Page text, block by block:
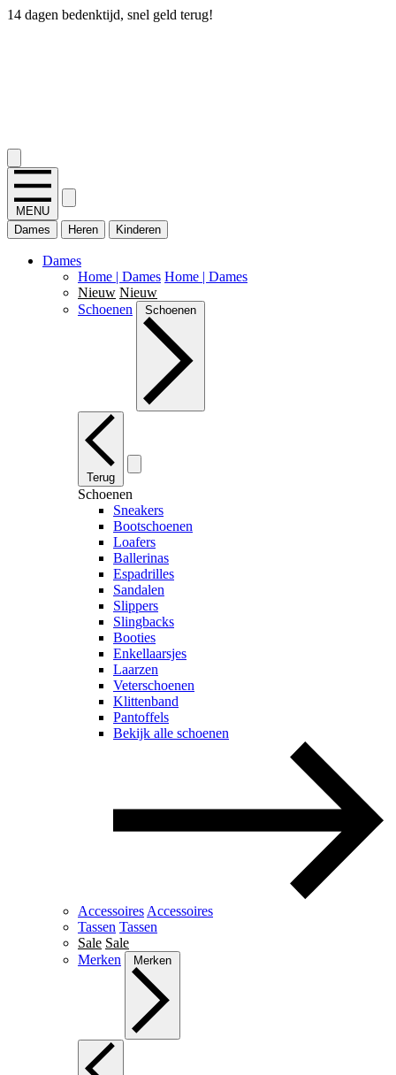
14 dagen bedenktijd, snel geld terug!
MENU
Dames
Heren Kinderen
Dames
Home | Dames Home | Dames
Nieuw Nieuw
Schoenen
Schoenen
Terug
Schoenen
Sneakers
Bootschoenen
Loafers
Ballerinas
Espadrilles
Sandalen
Slippers
Slingbacks
Booties
Enkellaarsjes
Laarzen
Veterschoenen
Klittenband
Pantoffels
Bekijk alle schoenen
Accessoires Accessoires
Tassen Tassen
Sale Sale
Merken
Merken